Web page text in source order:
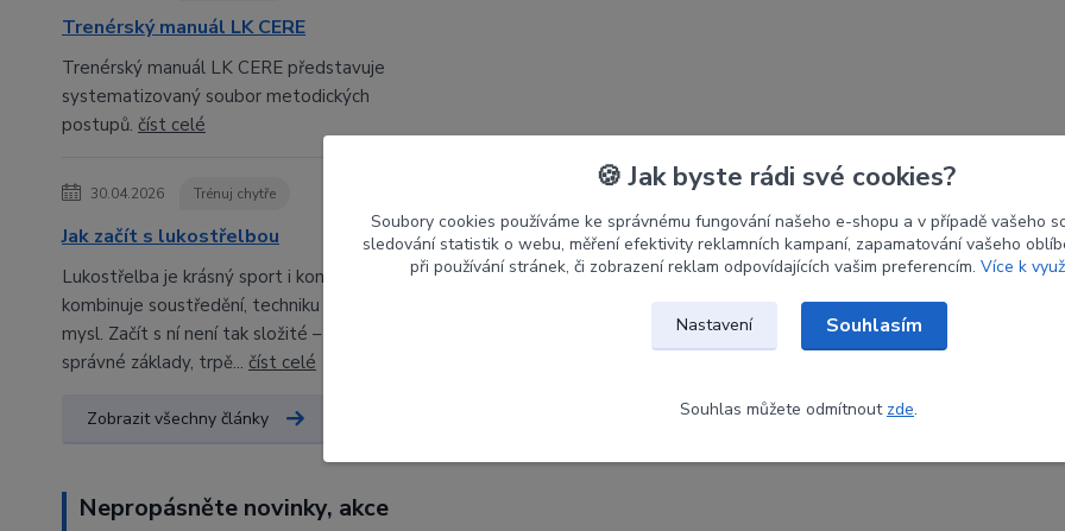
Trenérský manuál LK CERE
Trenérský manuál LK CERE představuje
systematizovaný soubor metodických
postupů. číst celé
30.04.2026 Trénuj chytře
Jak začít s lukostřelbou
Lukostřelba je krásný sport i koníček, který
kombinuje soustředění, techniku a klidnou
mysl. Začít s ní není tak složité – stačí
správné základy, trpě... číst celé
Zobrazit všechny články
Nepropásněte novinky, akce
🍪 Jak byste rádi své cookies?
Soubory cookies používáme ke správnému fungování našeho e-shopu a v případě vašeho
sledování statistik o webu, měření efektivity reklamních kampaní, zapamatování vašeho
při používání stránek, či zobrazení reklam odpovídajících vašim preferencím. Více k
Nastavení Souhlasím
Souhlas můžete odmítnout zde.